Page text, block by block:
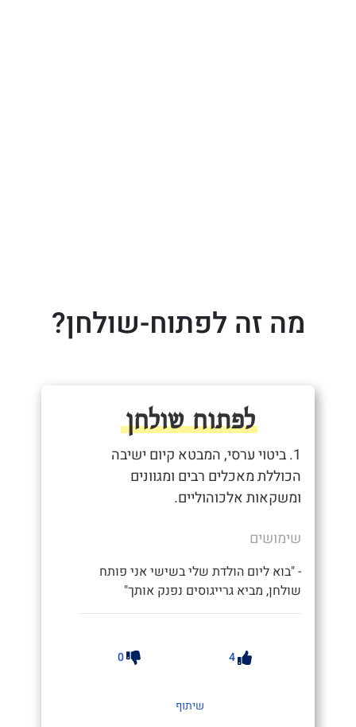
מה זה לפתוח-שולחן?
לפתוח שולחן
1. ביטוי ערסי, המבטא קיום ישיבה
הכוללת מאכלים רבים ומגוונים
ומשקאות אלכוהוליים.
שימושים
- "בוא ליום הולדת שלי בשישי אני פותח
שולחן, מביא גרייגוסים נפנק אותך"
4
0
שיתוף